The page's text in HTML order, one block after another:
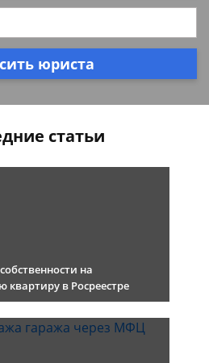
юриста
статьи
на
в Росреестре